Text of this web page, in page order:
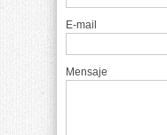
E-mail
Mensaje